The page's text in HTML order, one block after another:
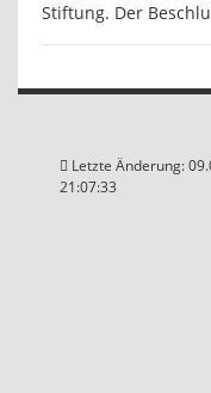
Stiftung. Der
Letzte Änderung:
21:07:33